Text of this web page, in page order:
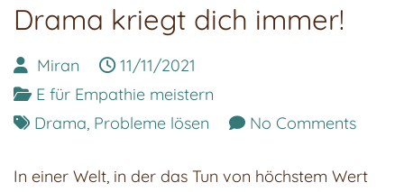
Drama kriegt dich immer!
Miran
11/11/2021
E für Empathie meistern
Drama, Probleme lösen No Commentson
kriegt
In einer Welt, in der das Tun von höchstem Wert